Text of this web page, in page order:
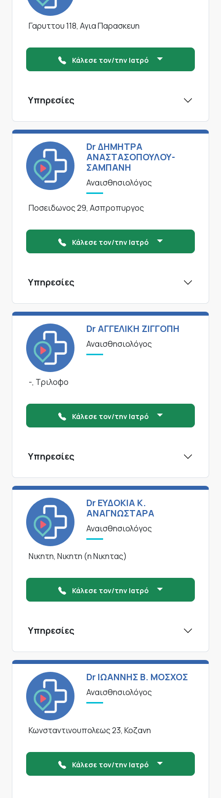
Γαρυττου 118, Αγια Παρασκευη
Κάλεσε τον/την Ιατρό
Υπηρεσίες
Dr ΔΗΜΗΤΡΑ
ΑΝΑΣΤΑΣΟΠΟΥΛΟΥ-
ΣΑΜΠΑΝΗ
Αναισθησιολόγος
Ποσειδωνος 29, Ασπροπυργος
Κάλεσε τον/την Ιατρό
Υπηρεσίες
Dr ΑΓΓΕΛΙΚΗ ΖΙΓΓΟΠΗ
Αναισθησιολόγος
-, Τριλοφο
Κάλεσε τον/την Ιατρό
Υπηρεσίες
Dr ΕΥΔΟΚΙΑ Κ.
ΑΝΑΓΝΩΣΤΑΡΑ
Αναισθησιολόγος
Νικητη, Νικητη (η Νικητας)
Κάλεσε τον/την Ιατρό
Υπηρεσίες
Dr ΙΩΑΝΝΗΣ Β. ΜΟΣΧΟΣ
Αναισθησιολόγος
Κωνσταντινουπολεως 23, Κοζανη
Κάλεσε τον/την Ιατρό